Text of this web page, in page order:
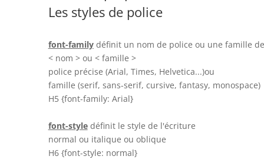
Les styles de police
font-familydéfinit un nom de police ou une famille
< nom > ou < famille >
police précise (Arial, Times, Helvetica...)ou
famille (serif, sans-serif, cursive, fantasy, monospace)
H5 {font-family: Arial}
font-styledéfinit le style de l'écriture
normal ou italique ou oblique
H6 {font-style: normal}